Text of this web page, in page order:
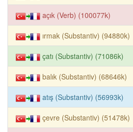
açık (Verb) (100077k)
ırmak (Substantiv) (94880k)
çatı (Substantiv) (71086k)
balık (Substantiv) (68646k)
atış (Substantiv) (56993k)
çevre (Substantiv) (51478k)